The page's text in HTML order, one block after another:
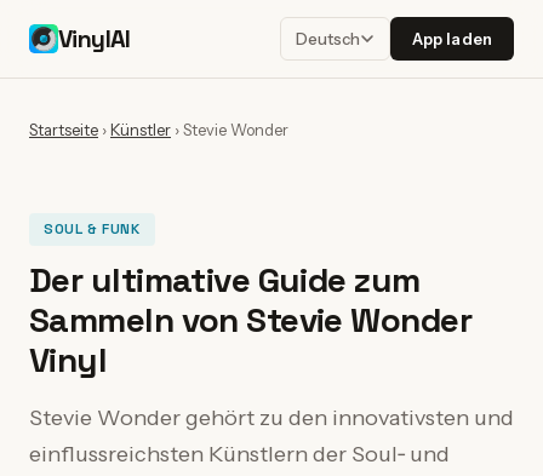
VinylAI Deutsch App laden
Startseite ›Künstler ›Stevie Wonder
SOUL & FUNK
Der ultimative Guide zum
Sammeln von Stevie Wonder
Vinyl
Stevie Wonder gehört zu den innovativsten und
einflussreichsten Künstlern der Soul‑ und